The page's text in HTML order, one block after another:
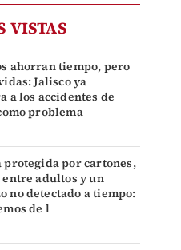
VISTAS
ahorran tiempo, pero
Jalisco ya
a los accidentes de
problema
protegida por cartones,
adultos y un
no detectado a tiempo:
de l